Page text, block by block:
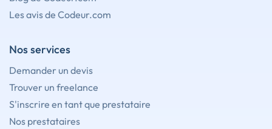
Les avis de Codeur.com
Nos services
Demander un devis
Trouver un freelance
S'inscrire en tant que prestataire
Nos prestataires